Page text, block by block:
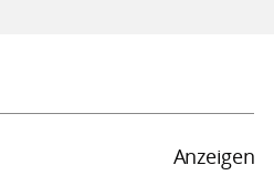
Anzeigen